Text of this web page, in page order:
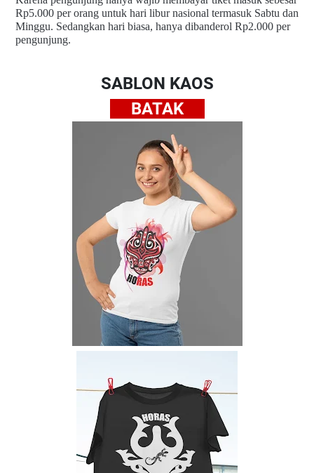
Rp5.000 per orang untuk hari libur nasional termasuk Sabtu dan
Minggu. Sedangkan hari biasa, hanya dibanderol Rp2.000 per
pengunjung.
SABLON KAOS
BATAK